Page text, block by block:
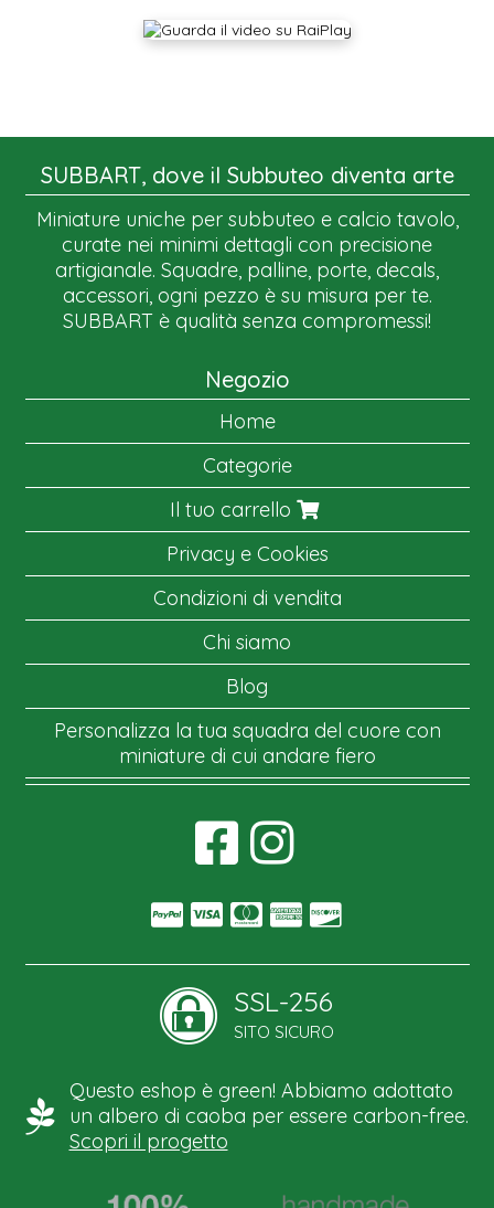
SUBBART, dove il Subbuteo diventa arte
Miniature uniche per subbuteo e calcio tavolo,
curate nei minimi dettagli con precisione
artigianale. Squadre, palline, porte, decals,
accessori, ogni pezzo è su misura per te.
SUBBART è qualità senza compromessi!
Negozio
Home
Categorie
Il tuo carrello
Privacy e Cookies
Condizioni di vendita
Chi siamo
Blog
Personalizza la tua squadra del cuore con
miniature di cui andare fiero
SSL-256
SITO SICURO
Questo eshop è green! Abbiamo adottato
un albero di caoba per essere carbon-free.
Scopri il progetto